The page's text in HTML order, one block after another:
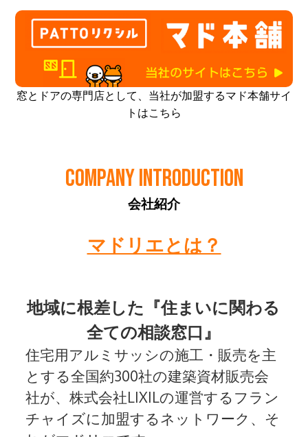
窓とドアの専門店として、当社が加盟するマド本舗サイ
トはこちら
COMPANY INTRODUCTION
会社紹介
マドリエとは？